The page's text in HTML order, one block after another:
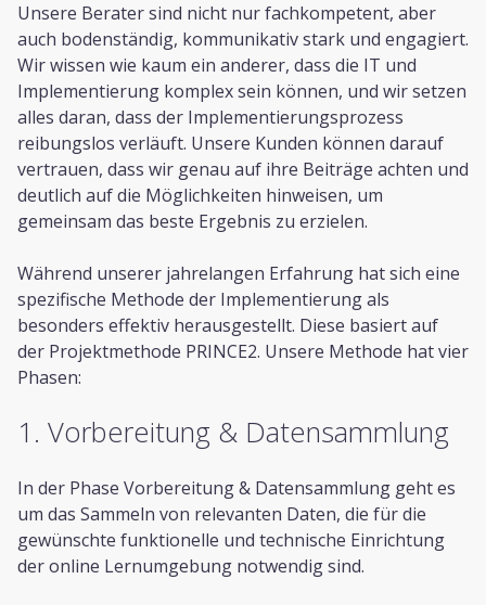
Hosting & Sicherheit
Schnittstellen
E-Learning
Kunden
Cases
Defacto
Blog
Themen
Open Source
Jobs
Unsere Berater sind nicht nur fachkompetent, aber
auch bodenständig, kommunikativ stark und engagiert.
Wir wissen wie kaum ein anderer, dass die IT und
Implementierung komplex sein können, und wir setzen
alles daran, dass der Implementierungsprozess
reibungslos verläuft. Unsere Kunden können darauf
vertrauen, dass wir genau auf ihre Beiträge achten und
deutlich auf die Möglichkeiten hinweisen, um
gemeinsam das beste Ergebnis zu erzielen.
Während unserer jahrelangen Erfahrung hat sich eine
spezifische Methode der Implementierung als
besonders effektiv herausgestellt. Diese basiert auf
der Projektmethode PRINCE2. Unsere Methode hat vier
Phasen:
1. Vorbereitung & Datensammlung
In der Phase Vorbereitung & Datensammlung geht es
um das Sammeln von relevanten Daten, die für die
gewünschte funktionelle und technische Einrichtung
der online Lernumgebung notwendig sind.